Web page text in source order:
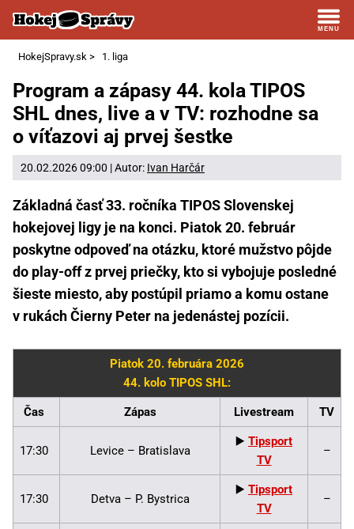
HokejSpravy.sk > 1. liga
Program a zápasy 44. kola TIPOS
SHL dnes, live a v TV: rozhodne sa
o víťazovi aj prvej šestke
20.02.2026 09:00 | Autor: Ivan Harčár
Základná časť 33. ročníka TIPOS Slovenskej
hokejovej ligy je na konci. Piatok 20. február
poskytne odpoveď na otázku, ktoré mužstvo pôjde
do play-off z prvej priečky, kto si vybojuje posledné
šieste miesto, aby postúpil priamo a komu ostane
v rukách Čierny Peter na jedenástej pozícii.
Piatok 20. februára 2026
44. kolo TIPOS SHL:
Čas Zápas Livestream TV
17:30 Levice – Bratislava
▶️ Tipsport
TV
–
17:30 Detva – P. Bystrica
▶️ Tipsport
TV
–